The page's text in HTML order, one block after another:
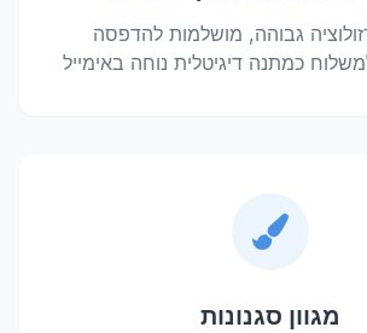
גבוהה, מושלמות להדפסה
מגוון סגנונות